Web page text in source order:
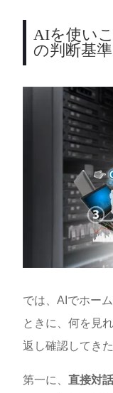
AIを使い
の判断基準
では、AIでホー
ときに、何を見
返し確認してき
第一に、直接対